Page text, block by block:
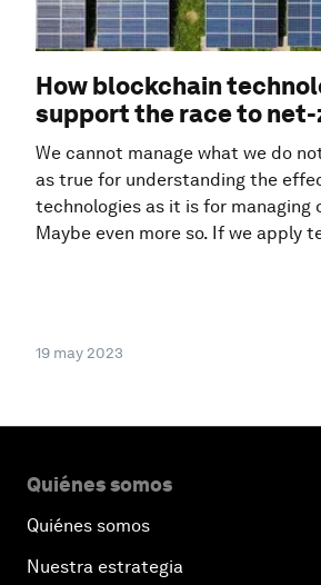
How blockchain
support the race to
We cannot manage what we do
as true for understanding the
technologies as it is for managing
Maybe even more so. If we apply
19 may 2023
Quiénes somos
Quiénes somos
Nuestra estrategia